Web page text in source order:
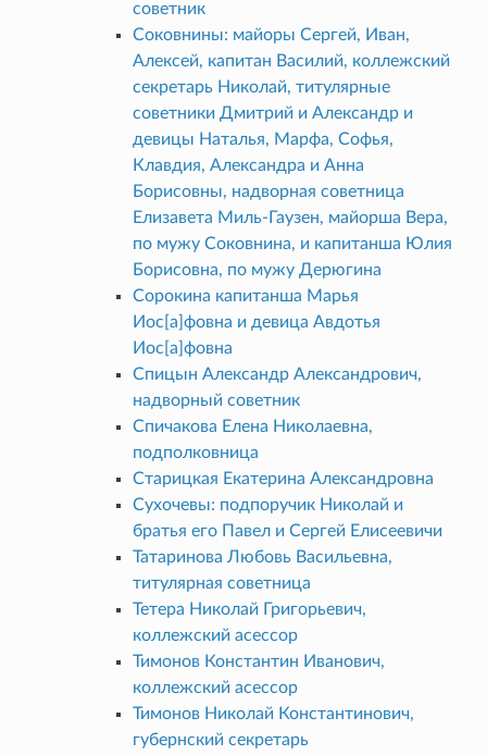
советник
Соковнины: майоры Сергей, Иван,
Алексей, капитан Василий, коллежский
секретарь Николай, титулярные
советники Дмитрий и Александр и
девицы Наталья, Марфа, Софья,
Клавдия, Александра и Анна
Борисовны, надворная советница
Елизавета Миль-Гаузен, майорша Вера,
по мужу Соковнина, и капитанша Юлия
Борисовна, по мужу Дерюгина
Сорокина капитанша Марья
Иос[а]фовна и девица Авдотья
Иос[а]фовна
Спицын Александр Александрович,
надворный советник
Спичакова Елена Николаевна,
подполковница
Старицкая Екатерина Александровна
Сухочевы: подпоручик Николай и
братья его Павел и Сергей Елисеевичи
Татаринова Любовь Васильевна,
титулярная советница
Тетера Николай Григорьевич,
коллежский асессор
Тимонов Константин Иванович,
коллежский асессор
Тимонов Николай Константинович,
губернский секретарь